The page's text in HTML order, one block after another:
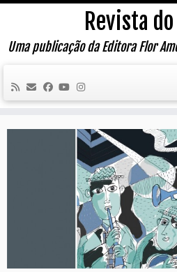
Skip
content
Revista
Uma publicação da Editora Flor